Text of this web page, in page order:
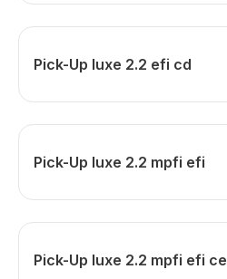
Pick-Up luxe 2.2 efi cd
Pick-Up luxe 2.2 mpfi efi
Pick-Up luxe 2.2 mpfi efi ce